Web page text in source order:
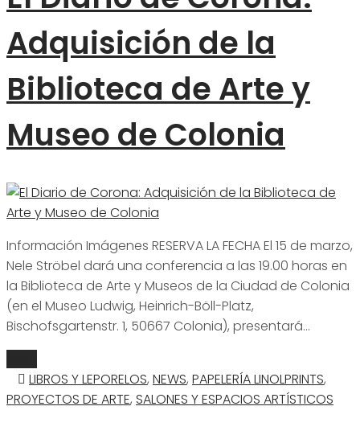
Adquisición de la
Biblioteca de Arte y
Museo de Colonia
Información Imágenes RESERVA LA FECHA El 15 de marzo,
Nele Ströbel dará una conferencia a las 19.00 horas en
la Biblioteca de Arte y Museos de la Ciudad de Colonia
(en el Museo Ludwig, Heinrich-Böll-Platz,
Bischofsgartenstr. 1, 50667 Colonia), presentará…
LIBROS Y LEPORELOS, NEWS, PAPELERÍA LINOLPRINTS,
PROYECTOS DE ARTE, SALONES Y ESPACIOS ARTÍSTICOS